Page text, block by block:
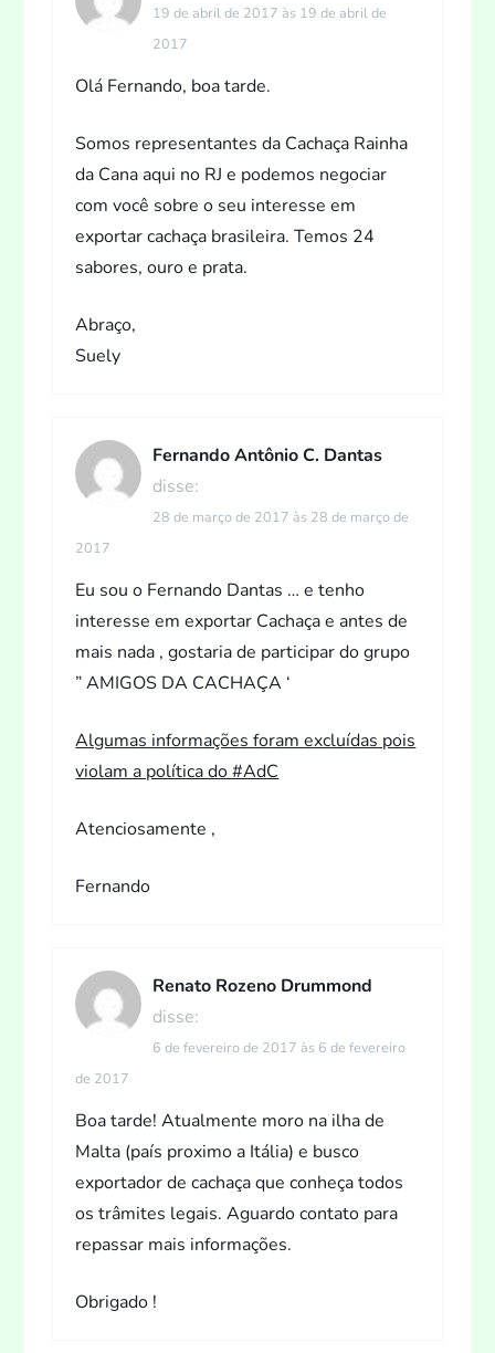
19 de abril de 2017 às 19 de abril de
2017
Olá Fernando, boa tarde.
Somos representantes da Cachaça Rainha
da Cana aqui no RJ e podemos negociar
com você sobre o seu interesse em
exportar cachaça brasileira. Temos 24
sabores, ouro e prata.
Abraço,
Suely
Fernando Antônio C. Dantas
disse:
28 de março de 2017 às 28 de março de
2017
Eu sou o Fernando Dantas … e tenho
interesse em exportar Cachaça e antes de
mais nada , gostaria de participar do grupo
” AMIGOS DA CACHAÇA ‘
Algumas informações foram excluídas pois
violam a política do #AdC
Atenciosamente ,
Fernando
Renato Rozeno Drummond
disse:
6 de fevereiro de 2017 às 6 de fevereiro
de 2017
Boa tarde! Atualmente moro na ilha de
Malta (país proximo a Itália) e busco
exportador de cachaça que conheça todos
os trâmites legais. Aguardo contato para
repassar mais informações.
Obrigado !